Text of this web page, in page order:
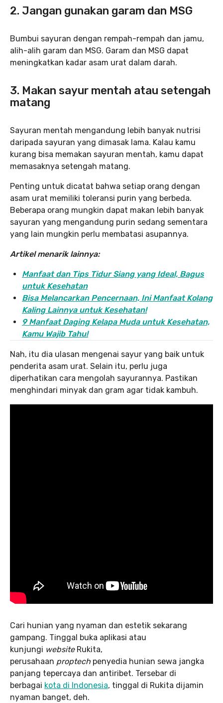
2. Jangan gunakan garam dan MSG
Bumbui sayuran dengan rempah-rempah dan jamu,
alih-alih garam dan MSG. Garam dan MSG dapat
meningkatkan kadar asam urat dalam darah.
3. Makan sayur mentah atau setengah
matang
Sayuran mentah mengandung lebih banyak nutrisi
daripada sayuran yang dimasak lama. Kalau kamu
kurang bisa memakan sayuran mentah, kamu dapat
memasaknya setengah matang.
Penting untuk dicatat bahwa setiap orang dengan
asam urat memiliki toleransi purin yang berbeda.
Beberapa orang mungkin dapat makan lebih banyak
sayuran yang mengandung purin sedang sementara
yang lain mungkin perlu membatasi asupannya.
Artikel menarik lainnya:
Manfaat dan Tips Tidur Siang yang Ideal, Bagus
untuk Kesehatan
Bisa Melancarkan Pencernaan, Ini Manfaat Kolang
Kaling Lainnya untuk Kesehatan!
9 Manfaat Daging Kelapa Muda untuk Kesehatan,
Kamu Wajib Tahu!
Nah, itu dia ulasan mengenai sayur yang baik untuk
penderita asam urat. Selain itu, perlu juga
diperhatikan cara mengolah sayurannya. Pastikan
menghindari minyak dan gram agar tidak kambuh.
Cari hunian yang nyaman dan estetik sekarang
gampang. Tinggal buka aplikasi atau
kunjungi websiteRukita,
perusahaan proptech penyedia hunian sewa jangka
panjang tepercaya dan antiribet. Tersebar di
berbagai kota di Indonesia, tinggal di Rukita dijamin
nyaman banget, deh.